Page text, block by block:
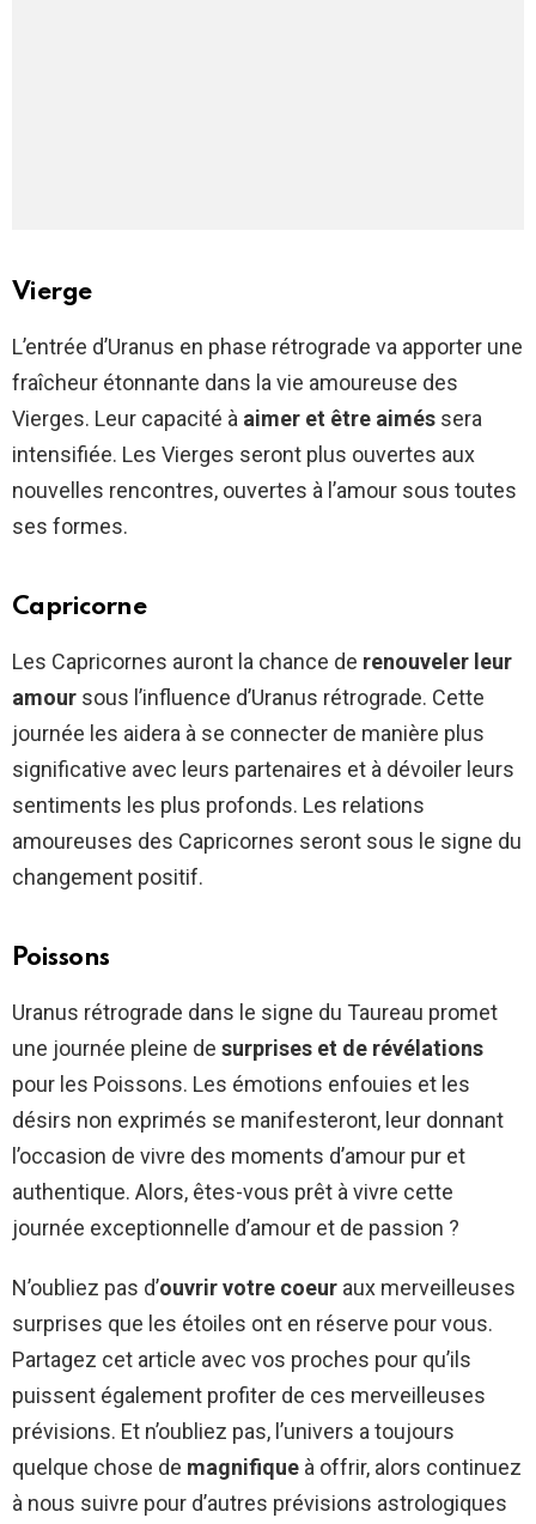
Vierge
L’entrée d’Uranus en phase rétrograde va apporter une
fraîcheur étonnante dans la vie amoureuse des
Vierges. Leur capacité à aimer et être aimés sera
intensifiée. Les Vierges seront plus ouvertes aux
nouvelles rencontres, ouvertes à l’amour sous toutes
ses formes.
Capricorne
Les Capricornes auront la chance de renouveler leur
amour sous l’influence d’Uranus rétrograde. Cette
journée les aidera à se connecter de manière plus
significative avec leurs partenaires et à dévoiler leurs
sentiments les plus profonds. Les relations
amoureuses des Capricornes seront sous le signe du
changement positif.
Poissons
Uranus rétrograde dans le signe du Taureau promet
une journée pleine de surprises et de révélations
pour les Poissons. Les émotions enfouies et les
désirs non exprimés se manifesteront, leur donnant
l’occasion de vivre des moments d’amour pur et
authentique. Alors, êtes-vous prêt à vivre cette
journée exceptionnelle d’amour et de passion ?
N’oubliez pas d’ouvrir votre coeur aux merveilleuses
surprises que les étoiles ont en réserve pour vous.
Partagez cet article avec vos proches pour qu’ils
puissent également profiter de ces merveilleuses
prévisions. Et n’oubliez pas, l’univers a toujours
quelque chose de magnifique à offrir, alors continuez
à nous suivre pour d’autres prévisions astrologiques